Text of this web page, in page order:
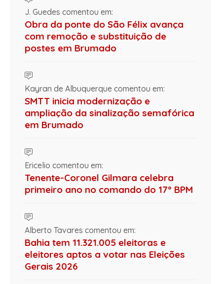
J. Guedes comentou em:
Obra da ponte do São Félix avança
com remoção e substituição de
postes em Brumado
Kayran de Albuquerque comentou em:
SMTT inicia modernização e
ampliação da sinalização semafórica
em Brumado
Ericelio comentou em:
Tenente-Coronel Gilmara celebra
primeiro ano no comando do 17º BPM
Alberto Tavares comentou em:
Bahia tem 11.321.005 eleitoras e
eleitores aptos a votar nas Eleições
Gerais 2026